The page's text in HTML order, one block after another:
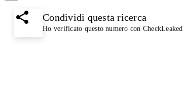
Condividi questa ricerca
Ho verificato questo numero con CheckLeaked